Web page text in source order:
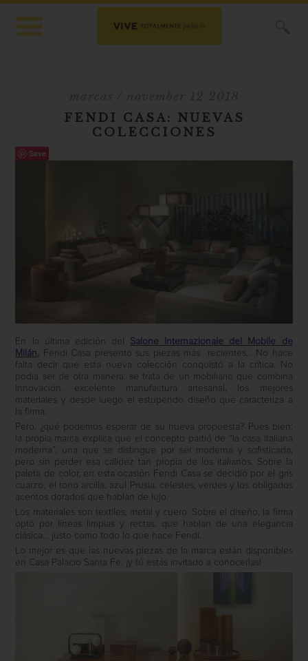
FENDI CASA: NUEVAS
COLECCIONES
Save
En la última edición del Salone Internazionale del Mobile de
Milán, Fendi Casa presentó sus piezas más
recientes… No hace
falta decir que esta nueva colección conquistó a la crítica. No
podía ser de otra manera: se trata de un mobiliario que combina
innovación, excelente manufactura artesanal, los mejores
materiales y desde luego el estupendo diseño que caracteriza a
la firma.
Pero, ¿qué podemos esperar de su nueva propuesta? Pues bien:
la propia marca explica que el concepto partió de “la casa italiana
moderna”, una que se distingue por ser moderna y sofisticada,
pero sin perder esa calidez tan propia de los italianos. Sobre la
paleta de color, en esta ocasión Fendi Casa se decidió por el gris
cuarzo, el tono arcilla, azul Prusia, celestes, verdes y los obligados
acentos dorados que hablan de lujo.
Los materiales son textiles, metal y cuero. Sobre el diseño, la firma
optó por líneas limpias y rectas, que hablan de una elegancia
clásica… justo como todo lo que hace Fendi.
Lo mejor es que las nuevas piezas de la marca están disponibles
en Casa Palacio Santa Fe, ¡y tú estás invitado a conocerlas!